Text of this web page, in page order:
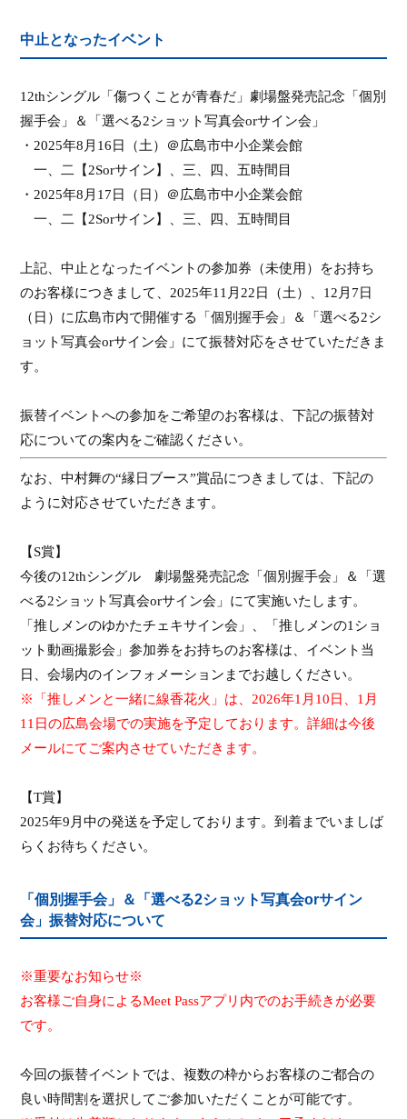
中止となったイベント
12thシングル「傷つくことが青春だ」劇場盤発売記念「個別
握手会」＆「選べる2ショット写真会orサイン会」
・ 2025年8 月 16 日（土）＠広島市中小企業会館
一、二【 2Sorサイン】、三、四、五時間目
・ 2025年8 月 17 日（日）＠広島市中小企業会館
一、二【 2Sorサイン】、三、四、五時間目
上記、中止となったイベントの参加券（未使用）をお持ち
のお客様につきまして、 2025年11 月 22 日（土）、 12 月 7 日
（日）に広島市内で開催する「個別握手会」＆「選べる2シ
ョット写真会orサイン会」にて振替対応をさせていただきま
す。
振替イベントへの参加をご希望のお客様は、下記の振替対
応についての案内をご確認ください。
なお、中村舞の“縁日ブース”賞品につきましては、下記の
ように対応させていただきます。
【 S賞】
今後の12thシングル 劇場盤発売記念「個別握手会」＆「選
べる2ショット写真会orサイン会」にて実施いたします。
「推しメンのゆかたチェキサイン会」、「推しメンの1 ショ
ット動画撮影会」参加券をお持ちのお客様は、イベント当
日、会場内のインフォメーションまでお越しください。
※「推しメンと一緒に線香花火」は、 2026年1 月 10 日、 1 月
11 日の広島会場での実施を予定しております。詳細は今後
メールにてご案内させていただきます。
【T賞】
2025年9 月中の発送を予定しております。到着までいましば
らくお待ちください。
「個別握手会」＆「選べる2ショット写真会orサイン
会」振替対応について
※重要なお知らせ※
お客様ご自身によるMeet Passアプリ内でのお手続きが必要
です。
今回の振替イベントでは、複数の枠からお客様のご都合の
良い時間割を選択してご参加いただくことが可能です。